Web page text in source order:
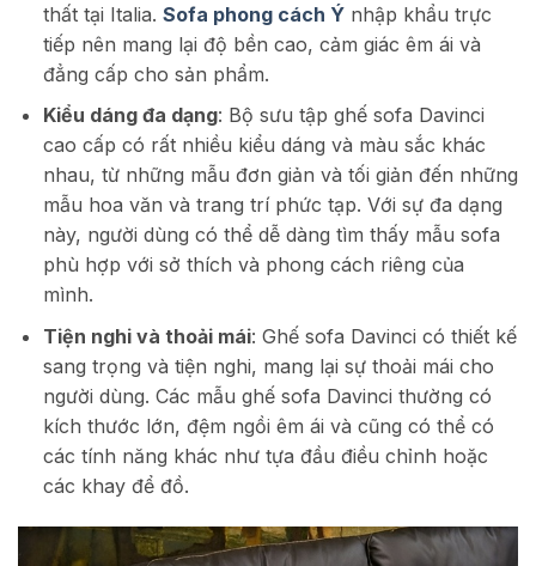
thất tại Italia. Sofa phong cách Ýnhập khẩu trực
tiếp nên mang lại độ bền cao, cảm giác êm ái và
đẳng cấp cho sản phẩm.
Kiểu dáng đa dạng: Bộ sưu tập ghế sofa Davinci
cao cấp có rất nhiều kiểu dáng và màu sắc khác
nhau, từ những mẫu đơn giản và tối giản đến những
mẫu hoa văn và trang trí phức tạp. Với sự đa dạng
này, người dùng có thể dễ dàng tìm thấy mẫu sofa
phù hợp với sở thích và phong cách riêng của
mình.
Tiện nghi và thoải mái: Ghế sofa Davinci có thiết kế
sang trọng và tiện nghi, mang lại sự thoải mái cho
người dùng. Các mẫu ghế sofa Davinci thường có
kích thước lớn, đệm ngồi êm ái và cũng có thể có
các tính năng khác như tựa đầu điều chỉnh hoặc
các khay để đồ.